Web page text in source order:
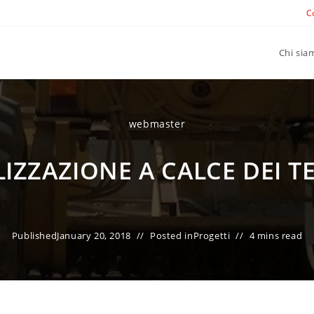
Chi
webmaster
A CALCE DEI
PublishedJanuary 20, 2018 Posted inProgetti 4 mins read